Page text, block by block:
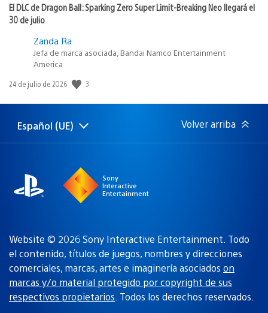
El DLC de Dragon Ball: Sparking Zero Super Limit-Breaking Neo llegará el
30 de julio
Zanda Ra
Jefa de marca asociada, Bandai Namco Entertainment
America
Fecha
publicación:
24 de julio de 2026 3
Selecciona
Región
Español (UE) Volver arriba
Sony
Interactive
Entertainment
Website © 2026 Sony Interactive Entertainment. Todo
el contenido, títulos de juegos, nombres y direcciones
comerciales, marcas, artes e imaginería asociados on
marcas y/o material protegido por copyright de sus
respectivos propietarios. Todos los derechos reservados.